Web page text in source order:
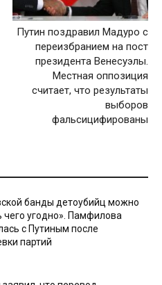
Путин поздравил Мадуро с
переизбранием на пост
президента Венесуэлы.
Местная оппозиция
считает, что результаты
выборов
фальсицифированы
банды детоубийц можно
чего угодно». Памфилова
с Путиным после
партий